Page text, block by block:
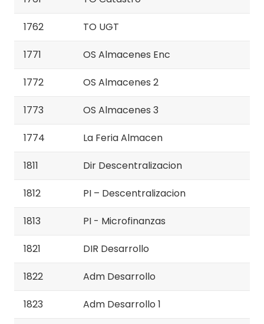
1762 TO UGT
1771 OS Almacenes Enc
1772 OS Almacenes 2
1773 OS Almacenes 3
1774 La Feria Almacen
1811 Dir Descentralizacion
1812 PI – Descentralizacion
1813 PI - Microfinanzas
1821 DIR Desarrollo
1822 Adm Desarrollo
1823 Adm Desarrollo 1